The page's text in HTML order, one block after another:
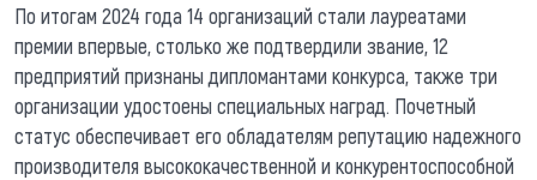
По итогам 2024 года 14 организаций стали лауреатами
премии впервые, столько же подтвердили звание, 12
предприятий признаны дипломантами конкурса, также три
организации удостоены специальных наград. Почетный
статус обеспечивает его обладателям репутацию надежного
производителя высококачественной и конкурентоспособной